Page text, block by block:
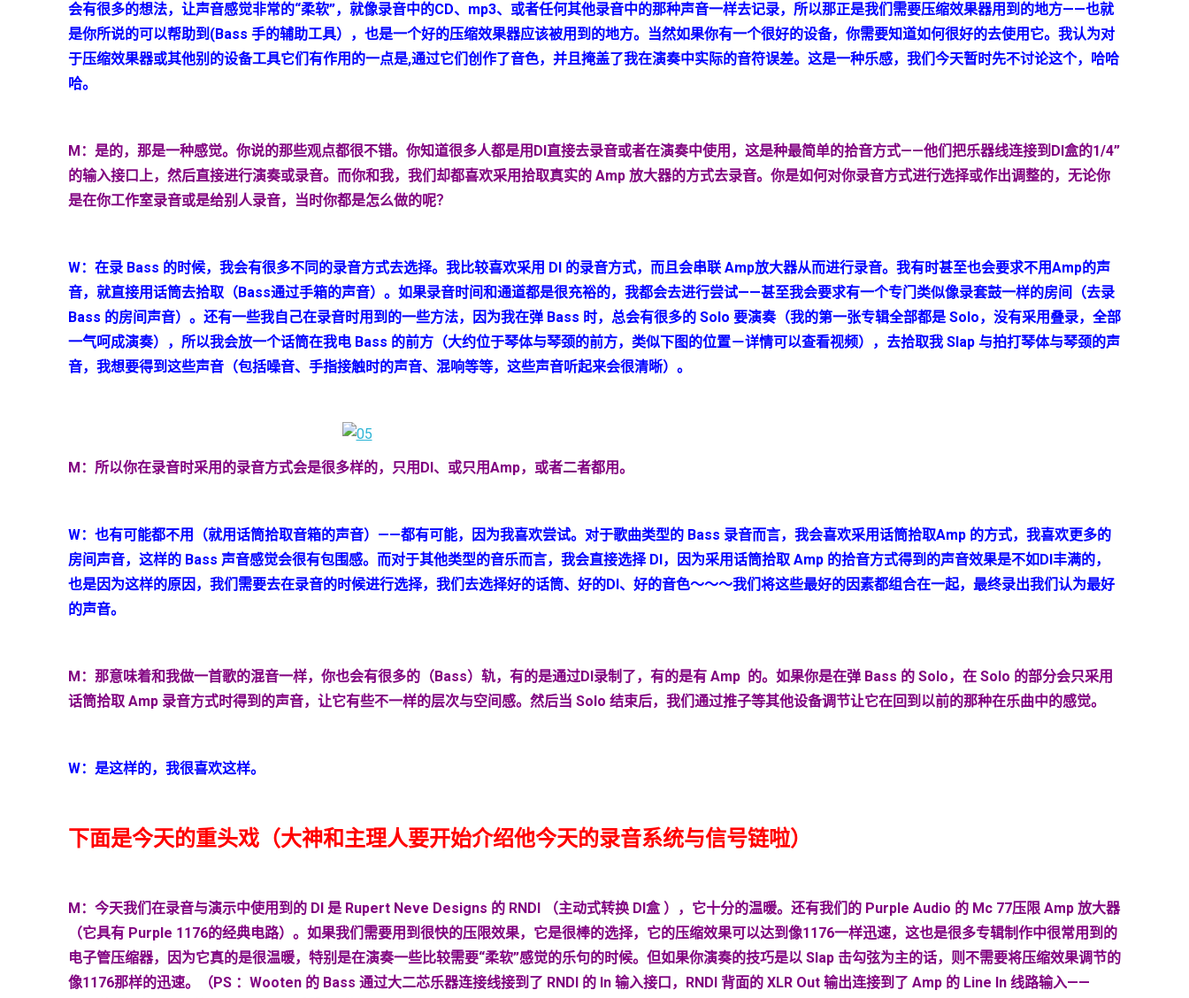
会有很多的想法，让声音感觉非常的“柔软”，就像录音中的CD、 mp3、或者任何其他录音中的那种声音一样去记录，所以那正是我们需要压缩效果器用到的地方——也就
是你所说的可以帮助到(Bass 手的辅助工具），也是一个好的压缩效果器应该被用到的地方。当然如果你有一个很好的设备，你需要知道如何很好的去使用它。我认为对
于压缩效果器或其他别的设备工具它们有作用的一点是,通过它们创作了音色，并且掩盖了我在演奏中实际的音符误差。这是一种乐感，我们今天暂时先不讨论这个，哈哈
哈。
M：是的，那是一种感觉。你说的那些观点都很不错。你知道很多人都是用 DI直接去录音或者在演奏中使用，这是种最简单的拾音方式——他们把乐器线连接到DI盒的1/4”
的输入接口上，然后直接进行演奏或录音。而你和我，我们却都喜欢采用拾取真实的 Amp 放大器的方式去录音。你是如何对你录音方式进行选择或作出调整的，无论你
是在你工作室录音或是给别人录音，当时你都是怎么做的呢？
W：在录 Bass 的时候，我会有很多不同的录音方式去选择。我比较喜欢采用 DI 的录音方式，而且会串联 Amp放大器从而进行录音。我有时甚至也会要求不用Amp的声
音，就直接用话筒去拾取（Bass通过手箱的声音）。如果录音时间和通道都是很充裕的，我都会去进行尝试——甚至我会要求有一个专门类似像录套鼓一样的房间（去录
Bass 的房间声音）。还有一些我自己在录音时用到的一些方法，因为我在弹 Bass 时，总会有很多的 Solo 要演奏（我的第一张专辑全部都是 Solo，没有采用叠录，全部
一气呵成演奏），所以我会放一个话筒在我电 Bass 的前方（大约位于琴体与琴颈的前方，类似下图的位置－详情可以查看视频），去拾取我 Slap 与拍打琴体与琴颈的声
音，我想要得到这些声音（包括噪音、手指接触时的声音、混响等等，这些声音听起来会很清晰）。
M：所以你在录音时采用的录音方式会是很多样的，只用 DI、或只用Amp，或者二者都用。
W：也有可能都不用 （就用话筒拾取音箱的声音）——都有可能，因为我喜欢尝试。对于歌曲类型的 Bass 录音而言，我会喜欢采用话筒拾取Amp 的方式，我喜欢更多的
房间声音，这样的 Bass 声音感觉会很有包围感。而对于其他类型的音乐而言，我会直接选择DI，因为采用话筒拾取 Amp 的拾音方式得到的声音效果是不如DI丰满的，
也是因为这样的原因，我们需要去在录音的时候进行选择，我们去选择好的话筒、好的DI、好的音色～～～我们将这些最好的因素都组合在一起，最终录出我们认为最好
的声音。
M：那意味着和我做一首歌的混音一样，你也会有很多的（Bass）轨，有的是通过DI录制了，有的是有 Amp 的。如果你是在弹 Bass 的 Solo，在 Solo 的部分会只采用
话筒拾取 Amp 录音方式时得到的声音，让它有些不一样的层次与空间感。然后当 Solo 结束后，我们通过推子等其他设备调节让它在回到以前的那种在乐曲中的感觉。
W：是这样的，我很喜欢这样。
下面是今天的重头戏（大神和主理人要开始介绍他今天的录音系统与信号链啦）
M：今天我们在录音与演示中使用到的 DI 是 Rupert Neve Designs 的 RNDI （主动式转换 DI盒 ），它十分的温暖。还有我们的 Purple Audio 的 Mc 77压限 Amp 放大器
（它具有 Purple 1176的经典电路）。如果我们需要用到很快的压限效果，它是很棒的选择，它的压缩效果可以达到像1176一样迅速，这也是很多专辑制作中很常用到的
电子管压缩器，因为它真的是很温暖，特别是在演奏一些比较需要“柔软”感觉的乐句的时候。但如果你演奏的技巧是以 Slap 击勾弦为主的话，则不需要将压缩效果调节的
像1176那样的迅速。（PS ：Wooten 的 Bass 通过大二芯乐器连接线接到了 RNDI 的 In 输入接口，RNDI 背面的 XLR Out 输出连接到了 Amp 的 Line In 线路输入——